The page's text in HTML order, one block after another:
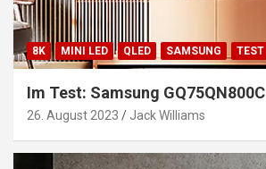
8K MINI LED QLED SAMSUNG TEST
Im Test: Samsung GQ75QN800C
26. August 2023 Jack Williams